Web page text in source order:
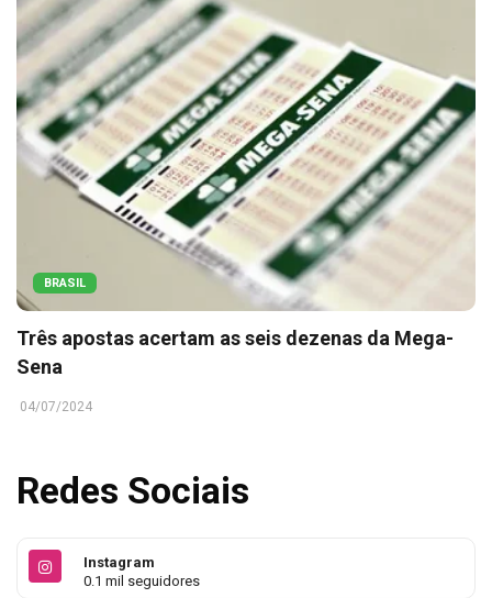
BRASIL
Três apostas acertam as seis dezenas da Mega-
Sena
04/07/2024
Redes Sociais
Instagram
0.1 mil seguidores